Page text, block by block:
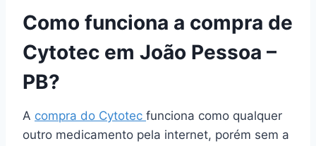
Como funciona a compra de
Cytotec em João Pessoa –
PB?
A compra do Cytotec funciona como qualquer
outro medicamento pela internet, porém sem a